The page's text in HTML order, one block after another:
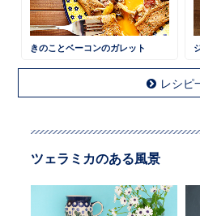
きのことベーコンのガレット
レシピ
ツェラミカのある風景